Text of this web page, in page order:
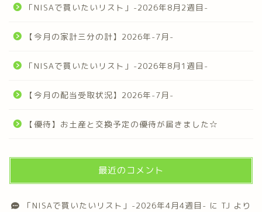
「NISAで買いたいリスト」-2026年8月2週目-
【今月の家計三分の計】2026年-7月-
「NISAで買いたいリスト」-2026年8月1週目-
【今月の配当受取状況】2026年-7月-
【優待】お土産と交換予定の優待が届きました☆
最近のコメント
「NISAで買いたいリスト」-2026年4月4週目- に TJ より